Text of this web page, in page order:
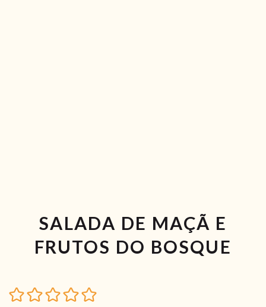
SALADA DE MAÇÃ E
FRUTOS DO BOSQUE